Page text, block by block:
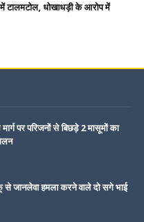
टालमटोल, धोखाधड़ी के आरोप में
पर परिजनों से बिछड़े 2 मासूमों का
से जानलेवा हमला करने वाले दो सगे भाई